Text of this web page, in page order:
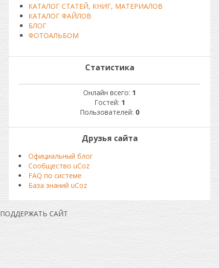
КАТАЛОГ СТАТЕЙ, КНИГ, МАТЕРИАЛОВ
КАТАЛОГ ФАЙЛОВ
БЛОГ
ФОТОАЛЬБОМ
Статистика
Онлайн всего: 1
Гостей: 1
Пользователей: 0
Друзья сайта
Официальный блог
Сообщество uCoz
FAQ по системе
База знаний uCoz
ПОДДЕРЖАТЬ САЙТ